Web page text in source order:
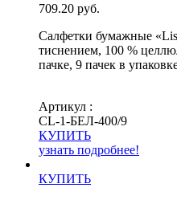
709.20 руб.
Салфетки бумажные
тиснением, 100 %
пачке, 9 пачек в
Артикул :
СL-1-БЕЛ-400/9
КУПИТЬ
узнать подробнее!
КУПИТЬ